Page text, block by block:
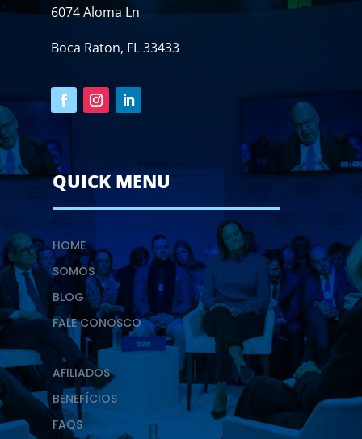
6074 Aloma Ln
Boca Raton, FL 33433
QUICK MENU
HOME
SOMOS
BLOG
FALE CONOSCO
AFILIADOS
BENEFÍCIOS
FAQS